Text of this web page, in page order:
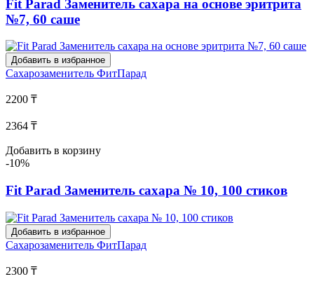
Fit Parad Заменитель сахара на основе эритрита
№7, 60 саше
Добавить в избранное
Сахарозаменитель ФитПарад
2200 ₸
2364 ₸
Добавить в корзину
-10%
Fit Parad Заменитель сахара № 10, 100 стиков
Добавить в избранное
Сахарозаменитель ФитПарад
2300 ₸